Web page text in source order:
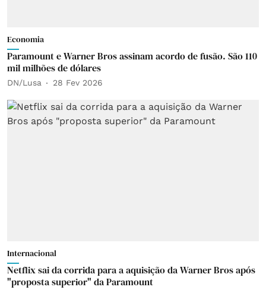
Economia
Paramount e Warner Bros assinam acordo de fusão. São 110
mil milhões de dólares
DN/Lusa 28 Fev 2026
Internacional
Netflix sai da corrida para a aquisição da Warner Bros após
"proposta superior" da Paramount